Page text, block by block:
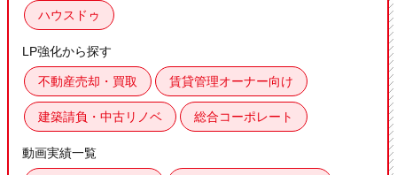
ハウスドゥ
LP強化から探す
不動産売却・買取 賃貸管理オーナー向け
建築請負・中古リノベ 総合コーポレート
動画実績一覧